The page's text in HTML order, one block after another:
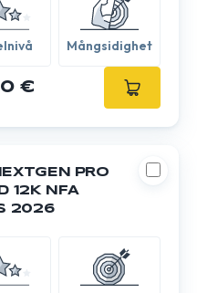
Mångsidighet
€
PRO
12K NFA
2026